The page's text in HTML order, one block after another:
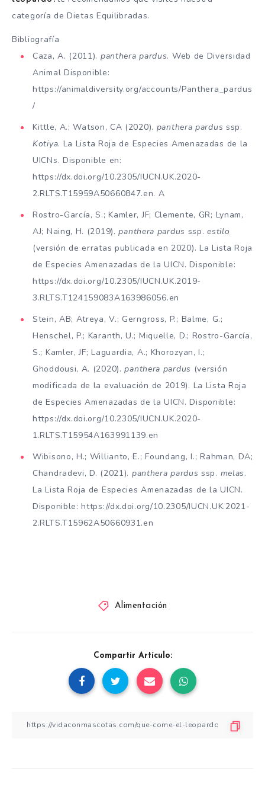
categoría de Dietas Equilibradas.
Bibliografía
Caza, A. (2011). panthera pardus. Web de Diversidad
Animal Disponible:
https://animaldiversity.org/accounts/Panthera_pardus
/
Kittle, A.; Watson, CA (2020). panthera pardus ssp.
Kotiya. La Lista Roja de Especies Amenazadas de la
UICNs. Disponible en:
https://dx.doi.org/10.2305/IUCN.UK.2020-
2.RLTS.T15959A50660847.en. A
Rostro-García, S.; Kamler, JF; Clemente, GR; Lynam,
AJ; Naing, H. (2019).panthera pardus ssp. estilo
(versión de erratas publicada en 2020). La Lista Roja
de Especies Amenazadas de la UICN. Disponible:
https://dx.doi.org/10.2305/IUCN.UK.2019-
3.RLTS.T124159083A163986056.en
Stein, AB; Atreya, V.; Gerngross, P.; Balme, G.;
Henschel, P.; Karanth, U.; Miquelle, D.; Rostro-García,
S.; Kamler, JF; Laguardia, A.; Khorozyan, I.;
Ghoddousi, A. (2020).panthera pardus (versión
modificada de la evaluación de 2019). La Lista Roja
de Especies Amenazadas de la UICN. Disponible:
https://dx.doi.org/10.2305/IUCN.UK.2020-
1.RLTS.T15954A163991139.en
Wibisono, H.; Willianto, E.; Foundang, I.; Rahman, DA;
Chandradevi, D. (2021). panthera pardusssp. melas.
La Lista Roja de Especies Amenazadas de la UICN.
Disponible: https://dx.doi.org/10.2305/IUCN.UK.2021-
2.RLTS.T15962A50660931.en
Alimentación
Compartir Artículo: